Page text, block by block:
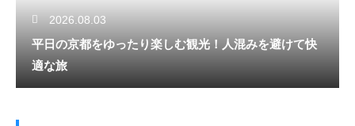
2026.08.03
平日の京都をゆったり楽しむ観光！人混みを避けて快
適な旅